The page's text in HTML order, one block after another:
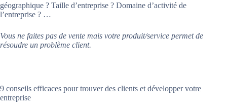
géographique ? Taille d’entreprise ? Domaine d’activité de
l’entreprise ? …
Vous ne faites pas de vente mais votre produit/service permet de
résoudre un problème client.
9 conseils efficaces pour trouver des clients et développer votre
entreprise